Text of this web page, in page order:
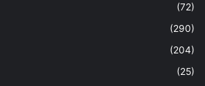
(72)
(290)
(204)
(25)